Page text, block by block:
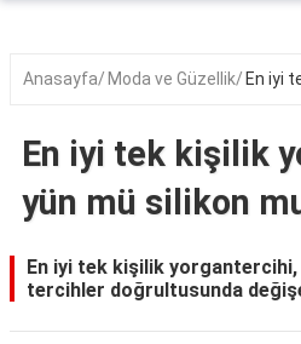
Seyahat
Oyun
Yaşam
Hukuk
Anasayfa Moda ve Güzellik En iyi
En iyi tek kişilik
yün mü silikon
En iyi tek kişilik
tercihler doğrultusunda